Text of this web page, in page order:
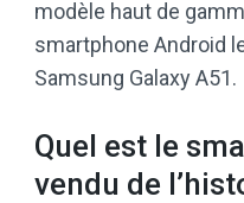
modèle haut de
smartphone Android
Samsung Galaxy A51.
Quel est le
vendu de